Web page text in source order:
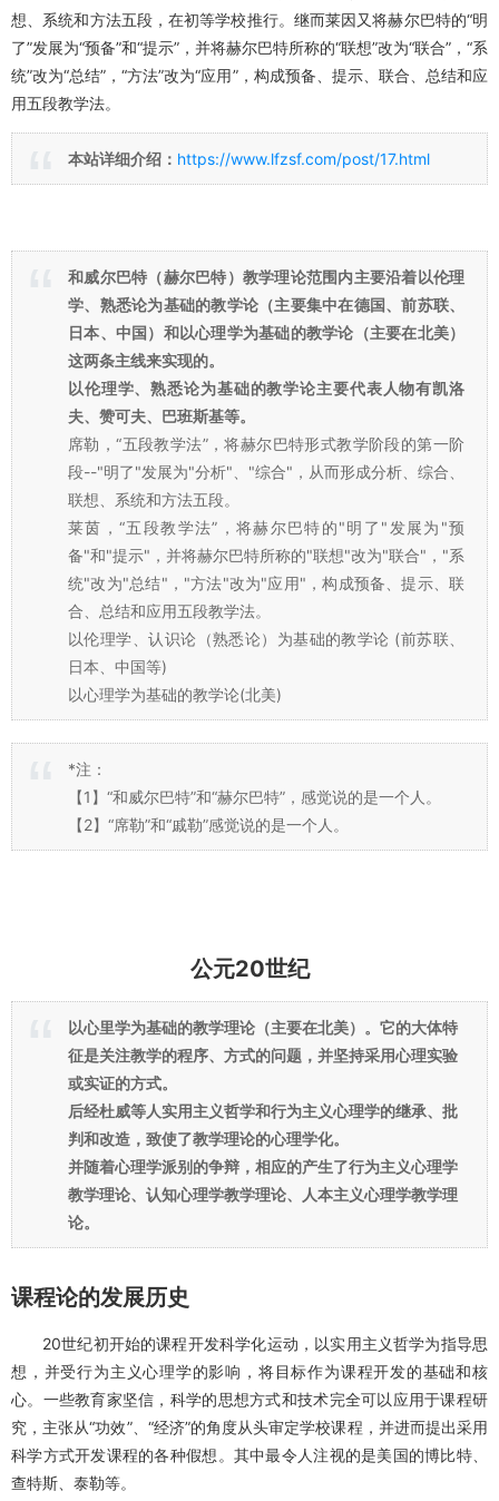
莱茵，“五段教学法”，将赫尔巴特的"明了"发展为"预备"和"提
示"，并将赫尔巴特所称的"联想"改为"联合"，"系统"改为"总结"，"方
法"改为"应用"，构成预备、提示、联合、总结和应用五段教学法。
的形式教学阶段而提出的教学理论。戚勒将赫尔巴特形式教学阶段的
第一阶段——“明了”发展为“分析”、“综合”，从而形成分析、综合、联
统”改为“总结”，“方法”改为“应用”，构成预备、提示、联合、总结和应
用五段教学法。
本站详细介绍： https://www.lfzsf.com/post/17.html
和威尔巴特（赫尔巴特）教学理论范围内主要沿着以伦理
学、熟悉论为基础的教学论（主要集中在德国、前苏联、
日本、中国）和以心理学为基础的教学论（主要在北美）
这两条主线来实现的。
以伦理学、熟悉论为基础的教学论主要代表人物有凯洛
夫、赞可夫、巴班斯基等。
席勒，“五段教学法”，将赫尔巴特形式教学阶段的第一阶
段--"明了"发展为"分析"、"综合"，从而形成分析、综合、
联想、系统和方法五段。
莱茵，“五段教学法”，将赫尔巴特的"明了"发展为"预
备"和"提示"，并将赫尔巴特所称的"联想"改为"联合"，"系
统"改为"总结"，"方法"改为"应用"，构成预备、提示、联
合、总结和应用五段教学法。
以伦理学、认识论（熟悉论）为基础的教学论 (前苏联、
日本、中国等)
【1】“和威尔巴特”和“赫尔巴特”，感觉说的是一个人。
公元20世纪
以心里学为基础的教学理论（主要在北美）。它的大体特
征是关注教学的程序、方式的问题，并坚持采用心理实验
后经杜威等人实用主义哲学和行为主义心理学的继承、批
并随着心理学派别的争辩，相应的产生了行为主义心理学
教学理论、认知心理学教学理论、人本主义心理学教学理
论。
课程论的发展历史